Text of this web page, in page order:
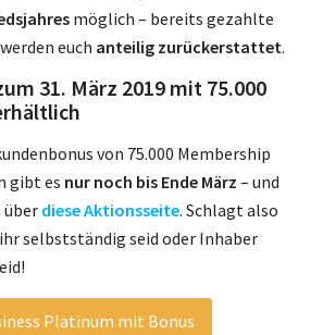
möglich – bereits gezahlte
euch anteilig zurückerstattet.
31. März 2019 mit 75.000
von 75.000 Membership
gibt es nur noch bis Ende März – und
überdiese Aktionsseite. Schlagt also
selbstständig seid oder Inhaber
Platinum mit Bonus